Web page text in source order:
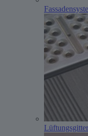
Lüftungsgitter